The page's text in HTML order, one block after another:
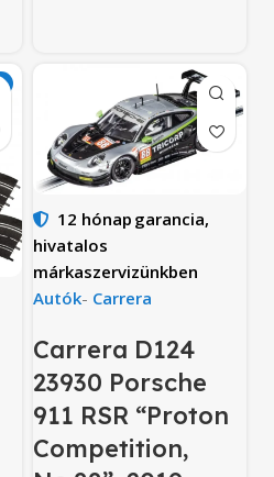
12 hónap garancia,
hivatalos
márkaszervizünkben
Autók- Carrera
Carrera D124
23930 Porsche
911 RSR “Proton
Competition,